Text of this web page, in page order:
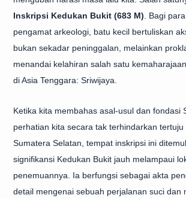
Inskripsi Kedukan Bukit (683 M) . Bagi
pengamat arkeologi, batu kecil bertuliskan
bukan sekadar peninggalan, melainkan
menandai kelahiran salah satu
di Asia Tenggara: Sriwijaya.
Ketika kita membahas asal-usul dan fondasi
perhatian kita secara tak terhindarkan tertuju
Sumatera Selatan, tempat inskripsi ini
signifikansi Kedukan Bukit jauh melampaui
penemuannya. Ia berfungsi sebagai akta
detail mengenai sebuah perjalanan suci